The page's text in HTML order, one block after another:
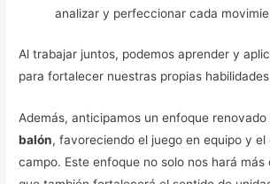
analizar y perfeccionar cada
Al trabajar juntos, podemos aprender y
para fortalecer nuestras propias
Además, anticipamos un enfoque
balón, favoreciendo el juego en equipo y el
campo. Este enfoque no solo nos hará